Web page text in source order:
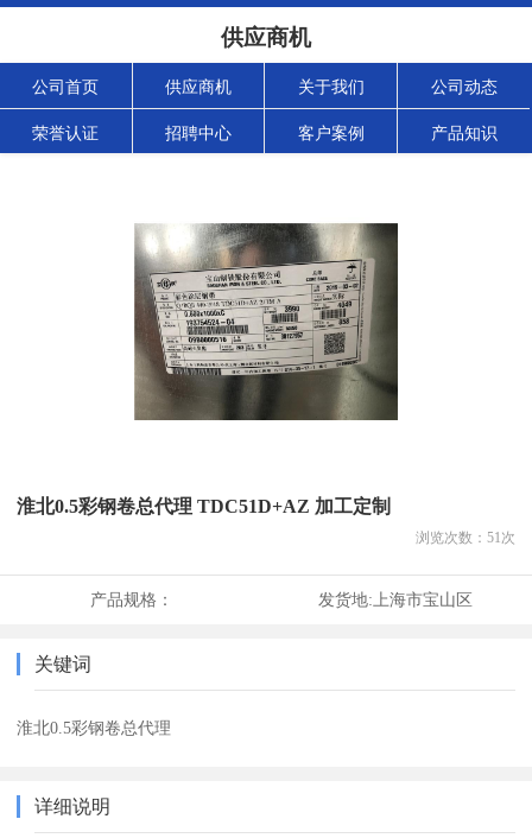
供应商机
公司首页 供应商机 关于我们 公司动态
荣誉认证 招聘中心 客户案例 产品知识
淮北0.5彩钢卷总代理 TDC51D+AZ 加工定制
浏览次数： 51次
产品规格： 发货地: 上海市宝山区
关键词
淮北0.5彩钢卷总代理
详细说明